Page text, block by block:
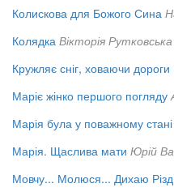
Колискова для Божого Сина
Колядка Вікторія Рутковська
Кружляє сніг, ховаючи дороги
Маріє жінко першого погляду
Марія була у поважному стані
Марія. Щаслива мати Юрій
Мовчу... Молюся... Дихаю